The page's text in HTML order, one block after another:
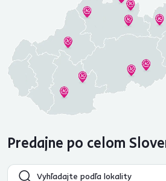
Predajne po celom